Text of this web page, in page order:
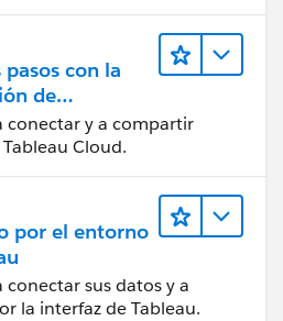
con la
de
web en
conectar y a compartir
Cloud.
por el entorno
conectar sus datos y a
la interfaz de Tableau.